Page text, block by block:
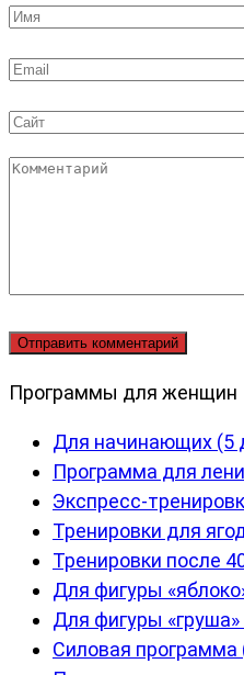
Имя
Email
Сайт
Комментарий
Программы для женщин
Для начинающих (5
Программа для
Экспресс-
Тренировки для
Тренировки после
Для фигуры
Для фигуры
Силовая программа